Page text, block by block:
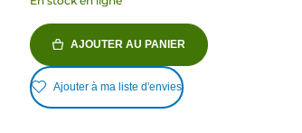
AJOUTER AU PANIER
Ajouter à ma liste d'envies